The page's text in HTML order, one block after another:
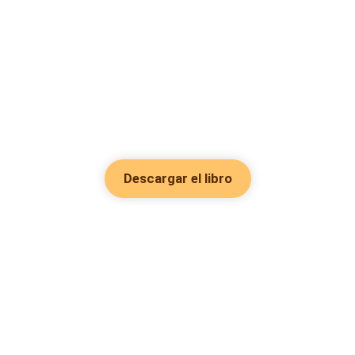
Descargar el libro